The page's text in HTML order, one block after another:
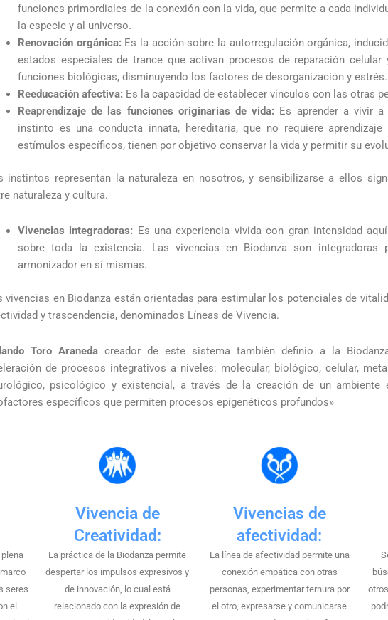
funciones primordiales de la conexión con la vida, que permite a cada
la especie y al universo.
Renovación orgánica: Es la acción sobre la autorregulación orgánica,
estados especiales de trance que activan procesos de reparación
funciones biológicas, disminuyendo los factores de desorganización y estrés.
Reeducación afectiva: Es la capacidad de establecer vínculos con las otras
Reaprendizaje de las funciones originarias de vida: Es aprender a vivir
instinto es una conducta innata, hereditaria, que no requiere
estímulos específicos, tienen por objetivo conservar la vida y permitir su
instintos representan la naturaleza en nosotros, y sensibilizarse a ellos
naturaleza y cultura.
Vivencias integradoras: Es una experiencia vivida con gran intensidad
sobre toda la existencia. Las vivencias en Biodanza son integradoras
armonizador en sí mismas.
vivencias en Biodanza están orientadas para estimular los potenciales de
y trascendencia, denominados Líneas de Vivencia.
Toro Aranedacreador de este sistema también definio a la
de procesos integrativos a niveles: molecular, biológico, celular,
psicológico y existencial, a través de la creación de un ambiente
específicos que permiten procesos epigenéticos profundos»
seres
el
Vivencia de
Creatividad:
La práctica de la Biodanza permite
despertar los impulsos expresivos y
de innovación, lo cual está
relacionado con la expresión de
Vivencias de
afectividad:
La línea de afectividad permite una
conexión empática con otras
personas, experimentar ternura por
el otro, expresarse y comunicarse